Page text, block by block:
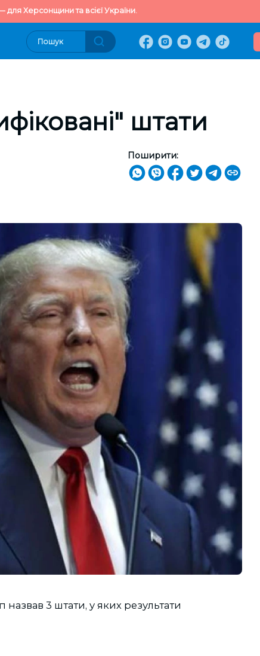
Херсонщини та всієї України.
штати
Поширити:
3 штати, у яких результати